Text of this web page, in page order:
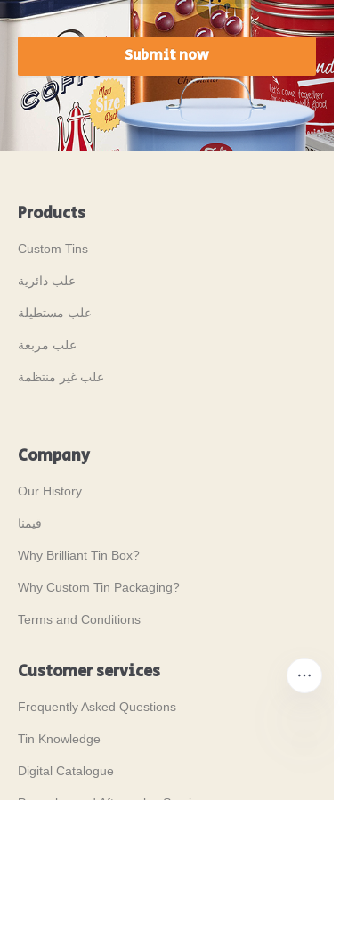
Submit now
Products
Custom Tins
علب دائرية
علب مستطيلة
علب مربعة
علب غير منتظمة
Company
Our History
قيمنا
Why Brilliant Tin Box?
Why Custom Tin Packaging?
Terms and Conditions
Customer services
Frequently Asked Questions
Tin Knowledge
Digital Catalogue
Pre-sales and After-sales Services
AR